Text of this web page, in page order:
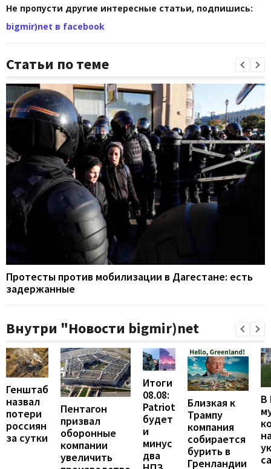
Не пропусти другие интересные статьи, подпишись:
bigmir)net в facebook
Статьи по теме
Протесты против мобилизации в Дагестане: есть
задержанные
Внутри "Новости bigmir)net
Генштаб
назвал
потери
россиян
за сутки
Пентагон
призвал
оборонные
компании
увеличить
Итоги
08.08:
Patriot
будет
и
минус
два
Близкая к
Трампу
компания
собирается
бурить в
Гренландии
В